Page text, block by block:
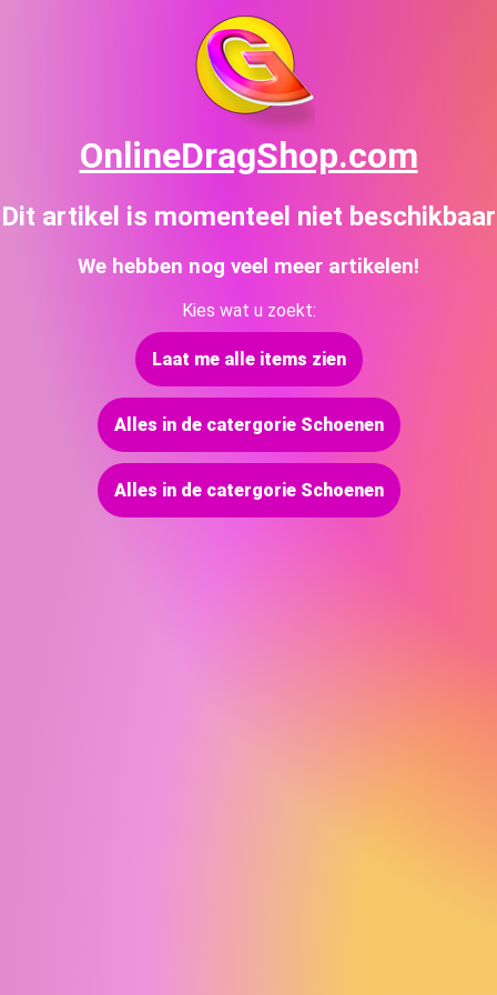
OnlineDragShop.com
Dit artikel is momenteel niet beschikbaar
We hebben nog veel meer artikelen!
Kies wat u zoekt:
Laat me alle items zien
Alles in de catergorie Schoenen
Alles in de catergorie Schoenen